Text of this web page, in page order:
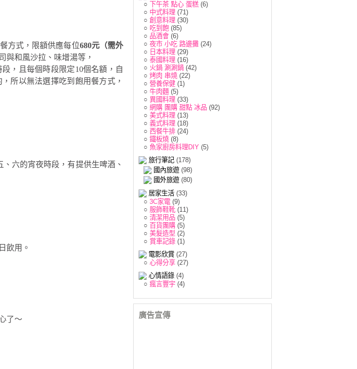
方式，限額供應每位680元（需外
與和風沙拉、味增湯等，
，且每個時段限定10個名額，自
所以無法選擇吃到飽用餐方式，
六的宵夜時段，有提供生啤酒、
飲用。
了～
○
下午茶 點心 蛋糕 (6)
○ 中式料理 (71)
○ 創意料理 (30)
○ 吃到飽 (85)
○ 品酒會 (6)
○ 夜市 小吃 路邊攤 (24)
○ 日本料理 (29)
○ 泰國料理 (16)
○ 火鍋 涮涮鍋 (42)
○ 烤肉 串燒 (22)
○ 營養保健 (1)
○ 牛肉麵 (5)
○ 異國料理 (33)
○ 網購 團購 甜點 冰品 (92)
○ 美式料理 (13)
○ 義式料理 (18)
○ 西餐牛排 (24)
○ 鐵板燒 (8)
○ 魚家廚房料理DIY (5)
旅行筆記 (178)
國內旅遊 (98)
國外旅遊 (80)
居家生活 (33)
○ 3C家電 (9)
○ 服飾鞋靴 (11)
○ 清潔用品 (5)
○ 百貨團購 (5)
○ 美髮造型 (2)
○ 賞車記錄 (1)
電影欣賞 (27)
○ 心得分享 (27)
心情語錄 (4)
○ 瘋言豐宇 (4)
廣告宣傳